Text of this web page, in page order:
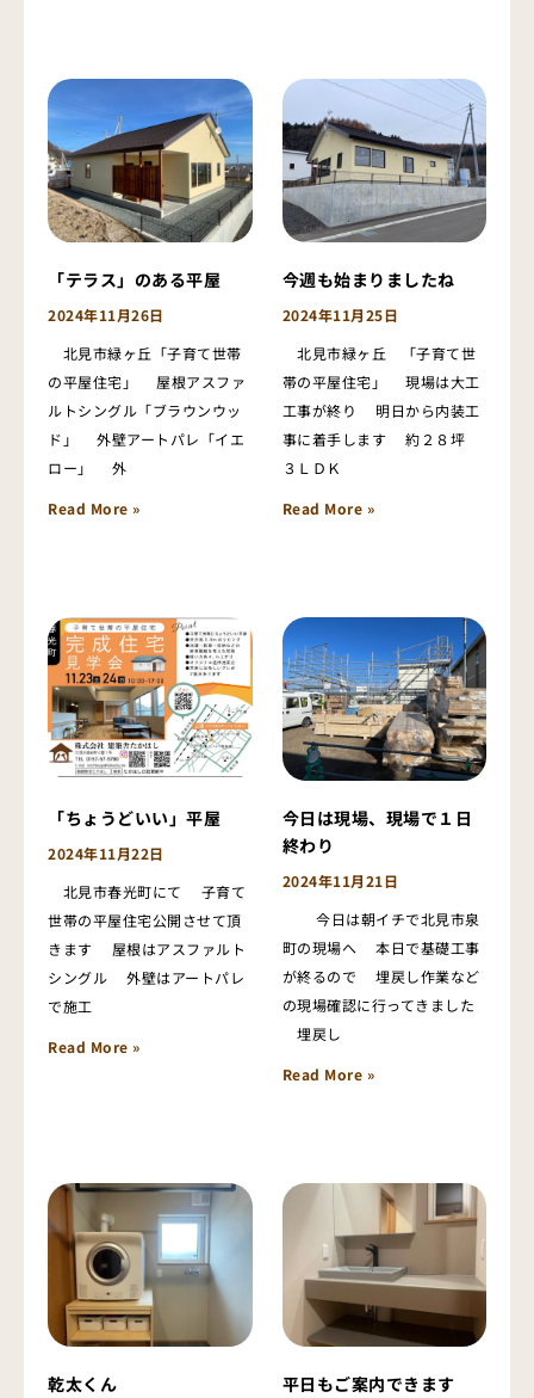
「テラス」のある平屋
2024年11月26日
北見市緑ヶ丘「子育て世帯
の平屋住宅」 屋根アスファ
ルトシングル「ブラウンウッ
ド」 外壁アートパレ「イエ
ロー」 外
Read More »
今週も始まりましたね
2024年11月25日
北見市緑ヶ丘 「子育て世
帯の平屋住宅」 現場は大工
工事が終り 明日から内装工
事に着手します 約２８坪
３ＬＤＫ
Read More »
「ちょうどいい」平屋
2024年11月22日
北見市春光町にて 子育て
世帯の平屋住宅公開させて頂
きます 屋根はアスファルト
シングル 外壁はアートパレ
で施工
Read More »
今日は現場、現場で１日
終わり
2024年11月21日
今日は朝イチで北見市泉
町の現場へ 本日で基礎工事
が終るので 埋戻し作業など
の現場確認に行ってきました
埋戻し
Read More »
乾太くん 平日もご案内できます